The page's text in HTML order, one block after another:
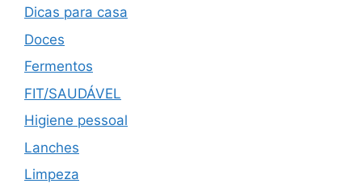
Dicas para casa
Doces
Fermentos
FIT/SAUDÁVEL
Higiene pessoal
Lanches
Limpeza